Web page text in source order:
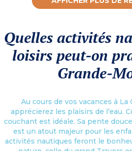
Quelles activités
loisirs peut-on
Grande-
Au cours de vos vacances à La
apprécierez les plaisirs de l’eau.
couchant est idéale. Sa pente
est un atout majeur pour les
activités nautiques feront le